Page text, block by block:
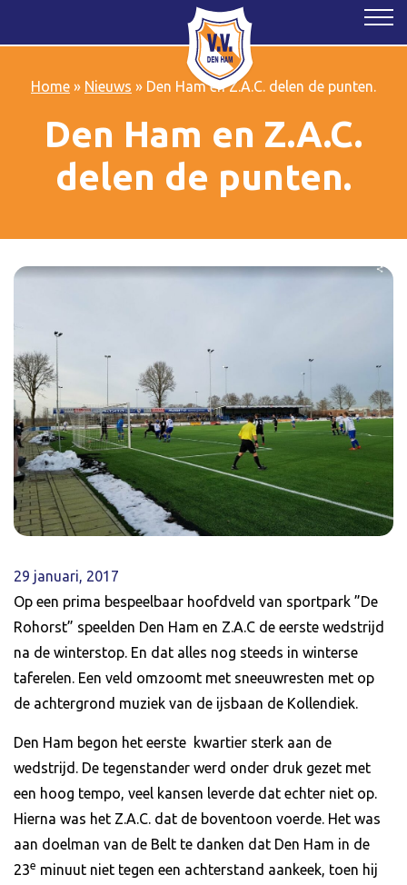
Home» Nieuws » Den Ham en Z.A.C. delen de punten.
Den Ham en Z.A.C.
delen de punten.
29 januari, 2017
Op een prima bespeelbaar hoofdveld van sportpark ”De
Rohorst” speelden Den Ham en Z.A.C de eerste wedstrijd
na de winterstop. En dat alles nog steeds in winterse
taferelen. Een veld omzoomt met sneeuwresten met op
de achtergrond muziek van de ijsbaan de Kollendiek.
Den Ham begon het eerste kwartier sterk aan de
wedstrijd. De tegenstander werd onder druk gezet met
een hoog tempo, veel kansen leverde dat echter niet op.
Hierna was het Z.A.C. dat de boventoon voerde. Het was
aan doelman van de Belt te danken dat Den Ham in de
23e minuut niet tegen een achterstand aankeek, toen hij